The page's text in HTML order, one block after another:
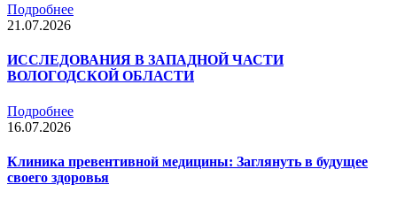
Подробнее
21.07.2026
ИССЛЕДОВАНИЯ В ЗАПАДНОЙ ЧАСТИ
ВОЛОГОДСКОЙ ОБЛАСТИ
Подробнее
16.07.2026
Клиника превентивной медицины: Заглянуть в будущее
своего здоровья